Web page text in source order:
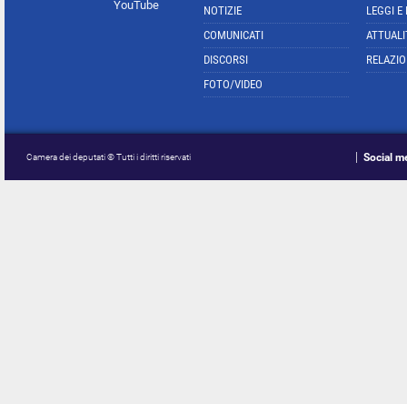
YouTube
NOTIZIE
COMUNICATI
DISCORSI
FOTO/VIDEO
LEGGI E
Camera dei deputati © Tutti i diritti riservati Social